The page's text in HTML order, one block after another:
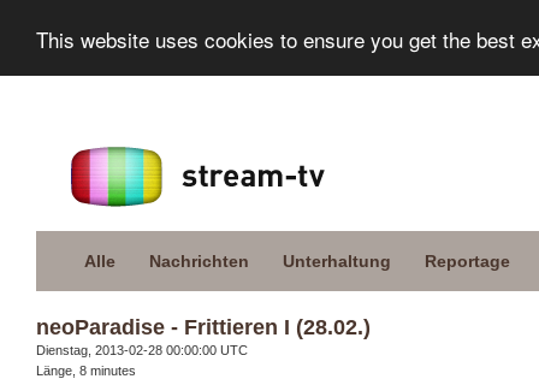
This website uses cookies to ensure you get the best
Alle Nachrichten Unterhaltung Reportage
neoParadise - Frittieren I (28.02.)
Dienstag, 2013-02-28 00:00:00 UTC
Länge, 8 minutes